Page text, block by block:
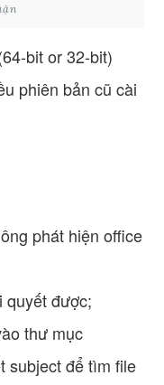
bit or 32-bit)
phiên bản cũ cài
phát hiện office
quyết được;
thư mục
subject để tìm file